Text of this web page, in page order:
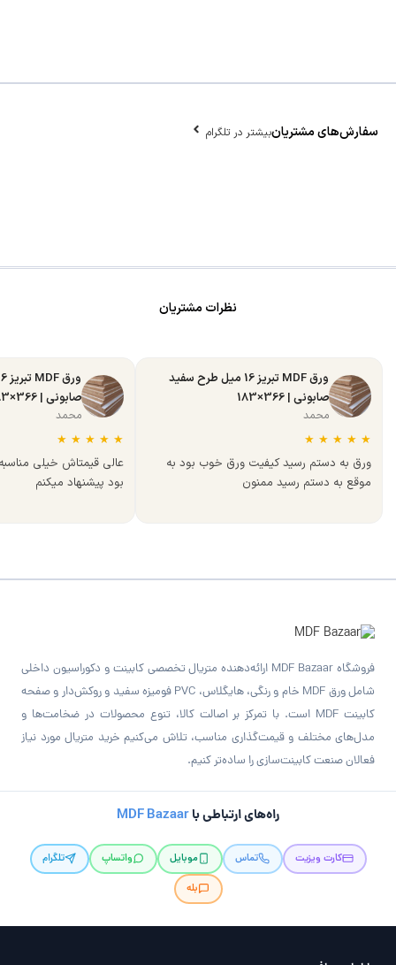
سفارش‌های مشتریانبیشتر در تلگرام
نظرات مشتریان
ورق MDF تبریز 16 میل طرح سفید
صابونی | 366×183
محمد
★
★
★
★
★
ورق به دستم رسید کیفیت ورق خوب بود به
موقع به دستم رسید ممنون
صابونی | 366×183
محمد
★
★
★
★
★
عالی قیمتاش خیلی
بود پیشنهاد میکنم
فروشگاه MDF Bazaar ارائه‌دهنده متریال تخصصی کابینت و دکوراسیون داخلی
شامل ورق MDF خام و رنگی، هایگلاس، PVC فومیزه سفید و روکش‌دار و صفحه
کابینت MDF است. با تمرکز بر اصالت کالا، تنوع محصولات در ضخامت‌ها و
مدل‌های مختلف و قیمت‌گذاری مناسب، تلاش می‌کنیم خرید متریال مورد نیاز
فعالان صنعت کابینت‌سازی را ساده‌تر کنیم.
راه‌های ارتباطی باMDF Bazaar
کارت ویزیت تماس موبایل واتساپ
تلگرام
بله